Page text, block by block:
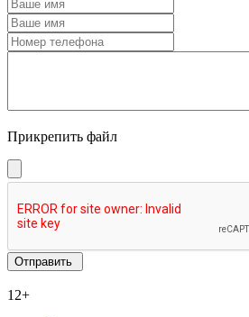
Прикрепить файл
12+